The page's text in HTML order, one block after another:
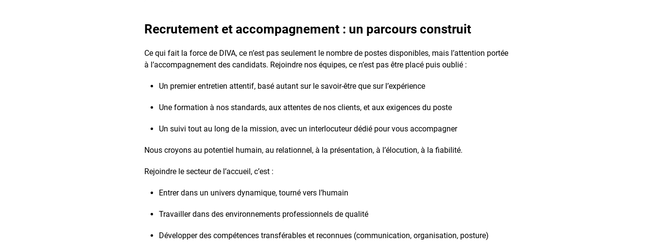
Recrutement et accompagnement : un parcours construit
Ce qui fait la force de DIVA, ce n’est pas seulement le nombre de postes disponibles, mais l’attention portée
à l’accompagnement des candidats. Rejoindre nos équipes, ce n’est pas être placé puis oublié :
Un premier entretien attentif, basé autant sur le savoir-être que sur l’expérience
Une formation à nos standards, aux attentes de nos clients, et aux exigences du poste
Un suivi tout au long de la mission, avec un interlocuteur dédié pour vous accompagner
Nous croyons au potentiel humain, au relationnel, à la présentation, à l’élocution, à la fiabilité.
Rejoindre le secteur de l’accueil, c’est :
Entrer dans un univers dynamique, tourné vers l’humain
Travailler dans des environnements professionnels de qualité
Développer des compétences transférables et reconnues (communication, organisation, posture)